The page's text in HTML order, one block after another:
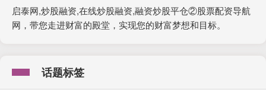
启泰网,炒股融资,在线炒股融资,融资炒股平仓②股票配资导航
网，带您走进财富的殿堂，实现您的财富梦想和目标。
话题标签